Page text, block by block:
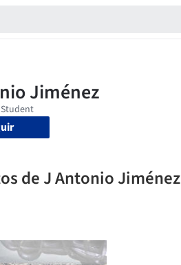
de J Antonio Jiménez